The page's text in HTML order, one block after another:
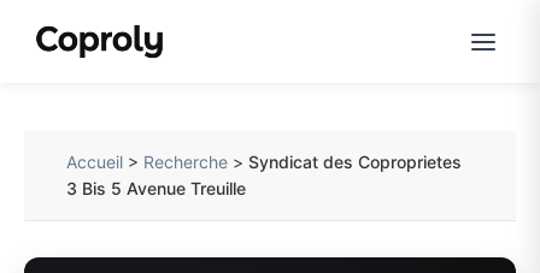
Accueil > Recherche >Syndicat des Coproprietes
3 Bis 5 Avenue Treuille